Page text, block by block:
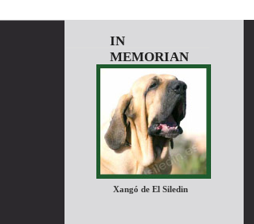
IN
MEMORIAN
Xangó de El Siledin